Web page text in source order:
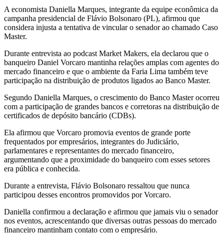
A economista Daniella Marques, integrante da equipe econômica da
campanha presidencial de Flávio Bolsonaro (PL), afirmou que
considera injusta a tentativa de vincular o senador ao chamado Caso
Master.
Durante entrevista ao podcast Market Makers, ela declarou que o
banqueiro Daniel Vorcaro mantinha relações amplas com agentes do
mercado financeiro e que o ambiente da Faria Lima também teve
participação na distribuição de produtos ligados ao Banco Master.
Segundo Daniella Marques, o crescimento do Banco Master ocorreu
com a participação de grandes bancos e corretoras na distribuição de
certificados de depósito bancário (CDBs).
Ela afirmou que Vorcaro promovia eventos de grande porte
frequentados por empresários, integrantes do Judiciário,
parlamentares e representantes do mercado financeiro,
argumentando que a proximidade do banqueiro com esses setores
era pública e conhecida.
Durante a entrevista, Flávio Bolsonaro ressaltou que nunca
participou desses encontros promovidos por Vorcaro.
Daniella confirmou a declaração e afirmou que jamais viu o senador
nos eventos, acrescentando que diversas outras pessoas do mercado
financeiro mantinham contato com o empresário.